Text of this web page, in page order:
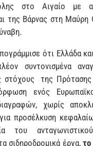
στο Αιγαίο με
της Βάρνας στη Μαύρη
ότι Ελλάδα
συντονισμένα
στόχους της Πρότασης
ενός
χωρίς
προσέλκυση
του
σιδηροδρομικά έργα, το